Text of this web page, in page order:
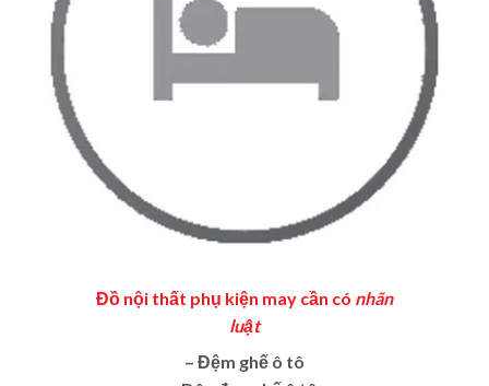
Đồ nội thất phụ kiện may cần có nhãn
luật
– Đệm ghế ô tô